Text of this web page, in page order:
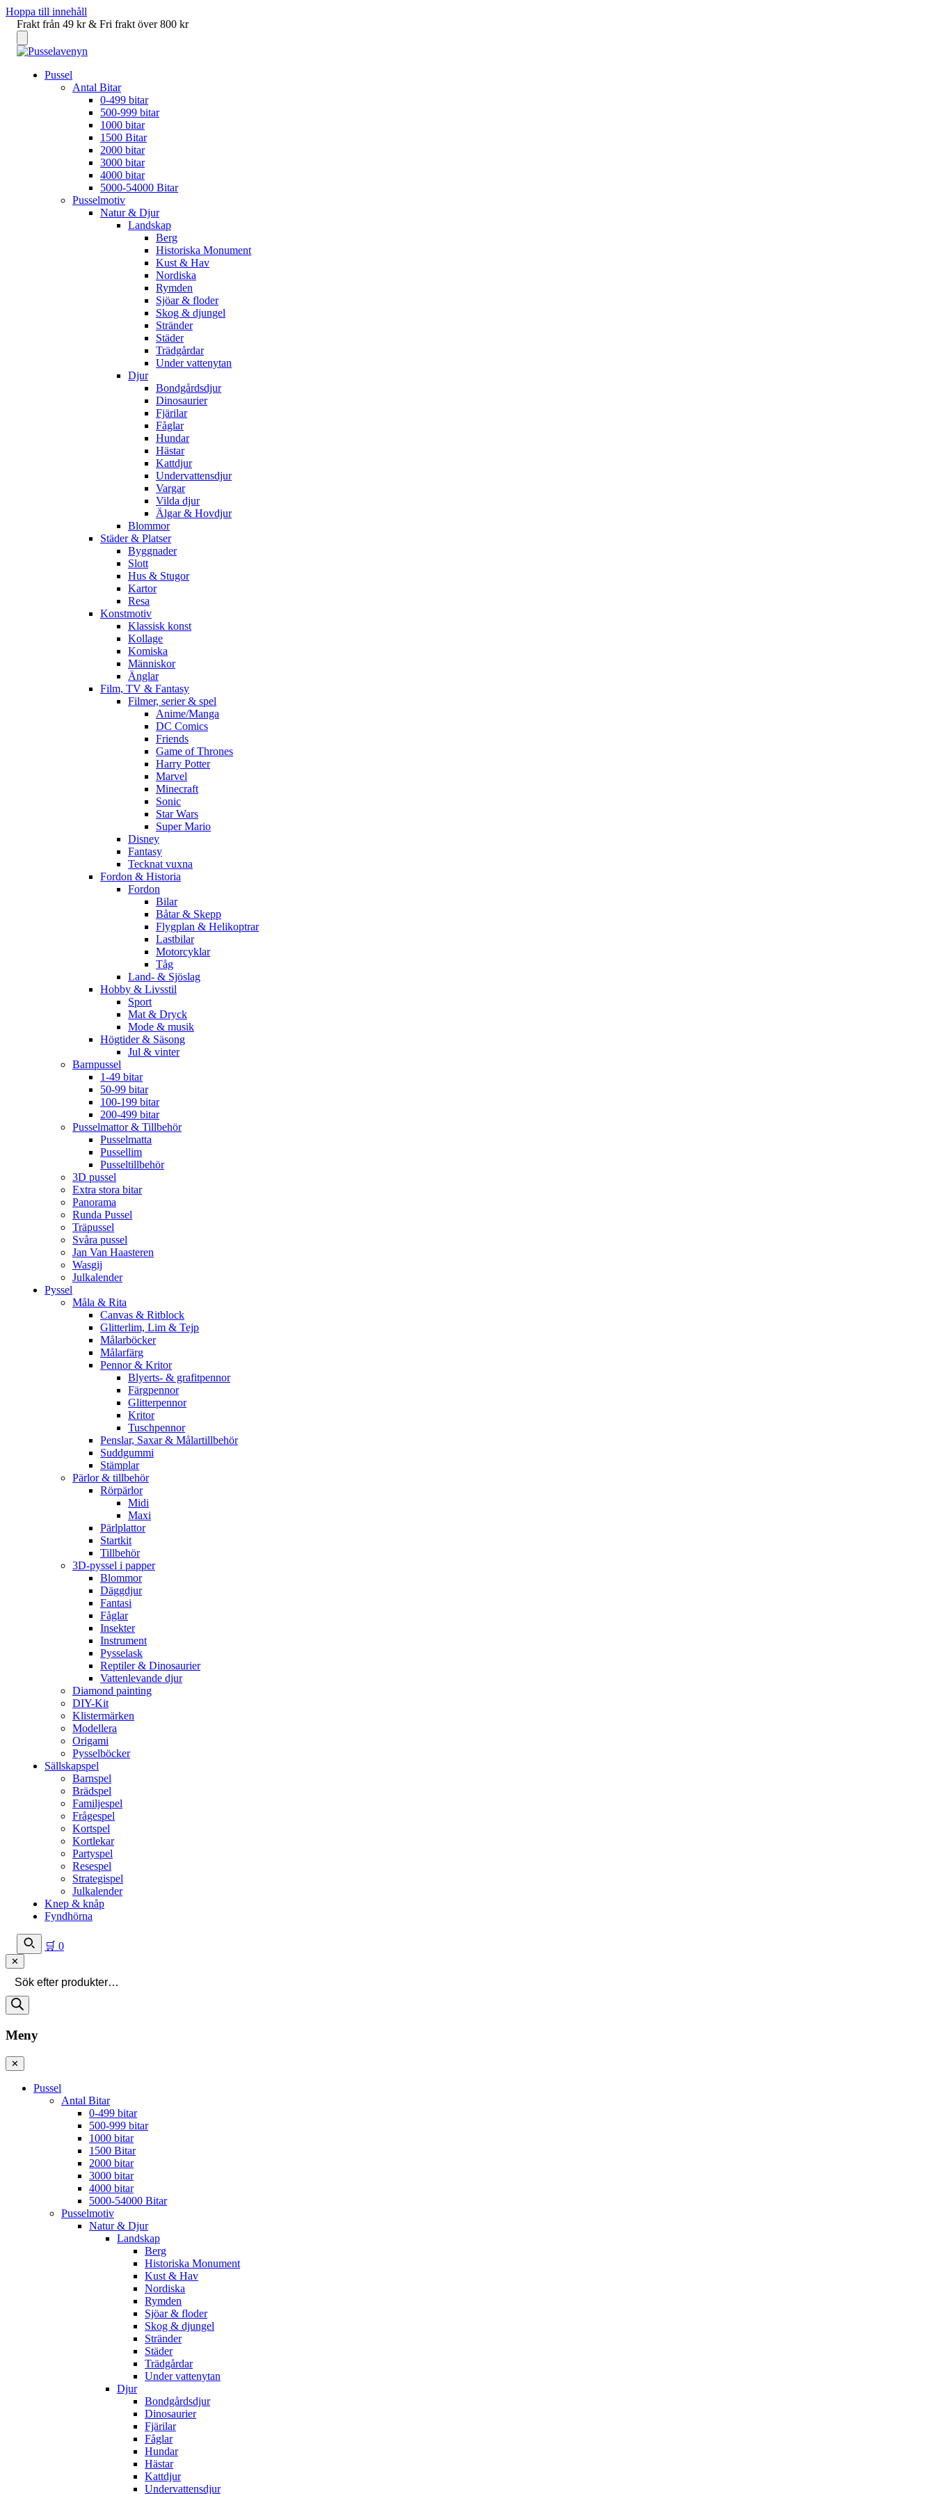
Hoppa till innehåll
Frakt från 49 kr & Fri frakt över 800 kr
Pussel
Antal Bitar
0-499 bitar
500-999 bitar
1000 bitar
1500 Bitar
2000 bitar
3000 bitar
4000 bitar
5000-54000 Bitar
Pusselmotiv
Natur & Djur
Landskap
Berg
Historiska Monument
Kust & Hav
Nordiska
Rymden
Sjöar & floder
Skog & djungel
Stränder
Städer
Trädgårdar
Under vattenytan
Djur
Bondgårdsdjur
Dinosaurier
Fjärilar
Fåglar
Hundar
Hästar
Kattdjur
Undervattensdjur
Vargar
Vilda djur
Älgar & Hovdjur
Blommor
Städer & Platser
Byggnader
Slott
Hus & Stugor
Kartor
Resa
Konstmotiv
Klassisk konst
Kollage
Komiska
Människor
Änglar
Film, TV & Fantasy
Filmer, serier & spel
Anime/Manga
DC Comics
Friends
Game of Thrones
Harry Potter
Marvel
Minecraft
Sonic
Star Wars
Super Mario
Disney
Fantasy
Tecknat vuxna
Fordon & Historia
Fordon
Bilar
Båtar & Skepp
Flygplan & Helikoptrar
Lastbilar
Motorcyklar
Tåg
Land- & Sjöslag
Hobby & Livsstil
Sport
Mat & Dryck
Mode & musik
Högtider & Säsong
Jul & vinter
Barnpussel
1-49 bitar
50-99 bitar
100-199 bitar
200-499 bitar
Pusselmattor & Tillbehör
Pusselmatta
Pussellim
Pusseltillbehör
3D pussel
Extra stora bitar
Panorama
Runda Pussel
Träpussel
Svåra pussel
Jan Van Haasteren
Wasgij
Julkalender
Pyssel
Måla & Rita
Canvas & Ritblock
Glitterlim, Lim & Tejp
Målarböcker
Målarfärg
Pennor & Kritor
Blyerts- & grafitpennor
Färgpennor
Glitterpennor
Kritor
Tuschpennor
Penslar, Saxar & Målartillbehör
Suddgummi
Stämplar
Pärlor & tillbehör
Rörpärlor
Midi
Maxi
Pärlplattor
Startkit
Tillbehör
3D-pyssel i papper
Blommor
Däggdjur
Fantasi
Fåglar
Insekter
Instrument
Pysselask
Reptiler & Dinosaurier
Vattenlevande djur
Diamond painting
DIY-Kit
Klistermärken
Modellera
Origami
Pysselböcker
Sällskapspel
Barnspel
Brädspel
Familjespel
Frågespel
Kortspel
Kortlekar
Partyspel
Resespel
Strategispel
Julkalender
Knep & knåp
Fyndhörna
🛒 0
✕
Meny
✕
Pussel
Antal Bitar
0-499 bitar
500-999 bitar
1000 bitar
1500 Bitar
2000 bitar
3000 bitar
4000 bitar
5000-54000 Bitar
Pusselmotiv
Natur & Djur
Landskap
Berg
Historiska Monument
Kust & Hav
Nordiska
Rymden
Sjöar & floder
Skog & djungel
Stränder
Städer
Trädgårdar
Under vattenytan
Djur
Bondgårdsdjur
Dinosaurier
Fjärilar
Fåglar
Hundar
Hästar
Kattdjur
Undervattensdjur